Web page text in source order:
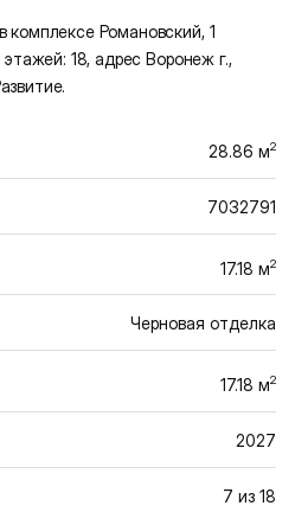
Романовский, 1
этажей: 18, адрес Воронеж г.,
28.86 м2
7032791
17.18 м2
Черновая отделка
17.18 м2
2027
7 из 18